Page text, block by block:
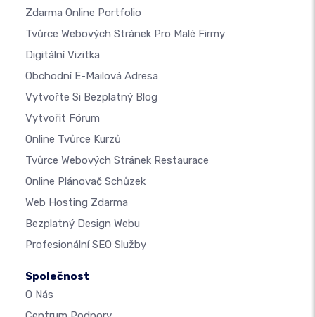
Zdarma Online Portfolio
Tvůrce Webových Stránek Pro Malé Firmy
Digitální Vizitka
Obchodní E-Mailová Adresa
Vytvořte Si Bezplatný Blog
Vytvořit Fórum
Online Tvůrce Kurzů
Tvůrce Webových Stránek Restaurace
Online Plánovač Schůzek
Web Hosting Zdarma
Bezplatný Design Webu
Profesionální SEO Služby
Společnost
O Nás